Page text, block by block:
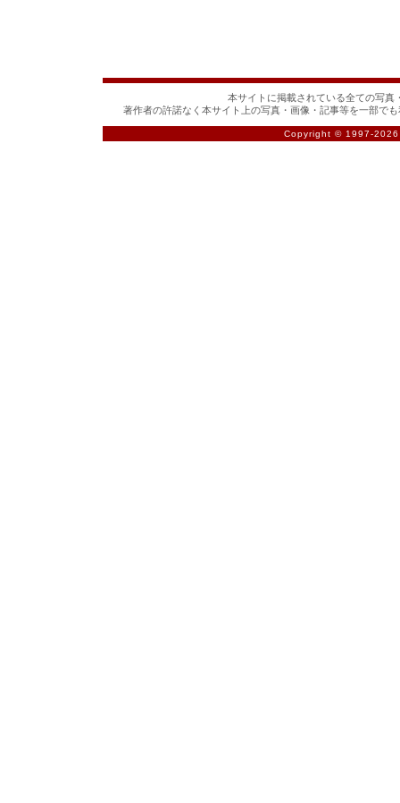
本サイトに掲載されている全ての写真
著作者の許諾なく本サイト上の写真・画像・記事等を一部で
Copyright © 1997-